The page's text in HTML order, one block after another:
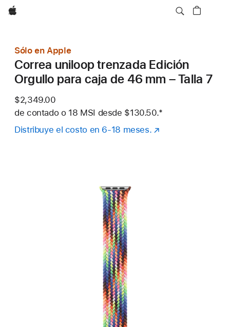
Apple
Sólo en Apple
Correa uniloop trenzada Edición
Orgullo para caja de 46 mm – Talla 7
$2,349.00
de contado o 18 MSI desde $130.50.Nota al pie
*
Distribuye el costo en 6-18 meses.